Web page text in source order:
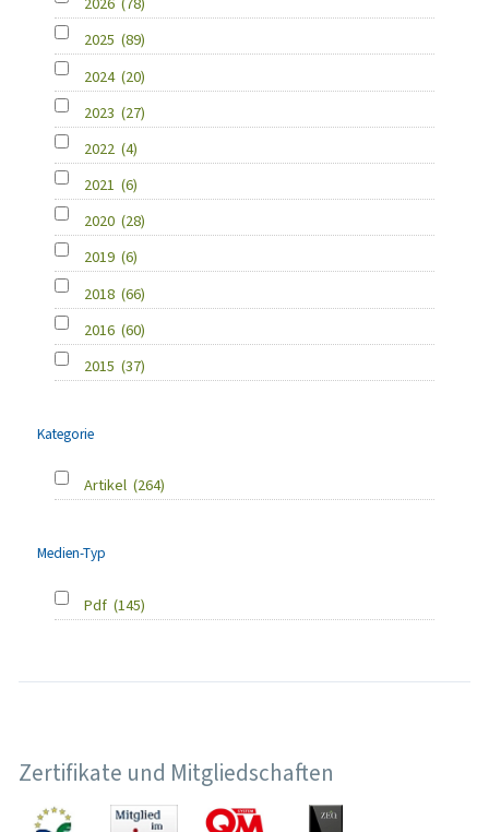
2025 (89)
2024 (20)
2023 (27)
2022 (4)
2021 (6)
2020 (28)
2019 (6)
2018 (66)
2016 (60)
2015 (37)
Kategorie
Artikel (264)
Medien-Typ
Pdf (145)
Zertifikate und Mitgliedschaften